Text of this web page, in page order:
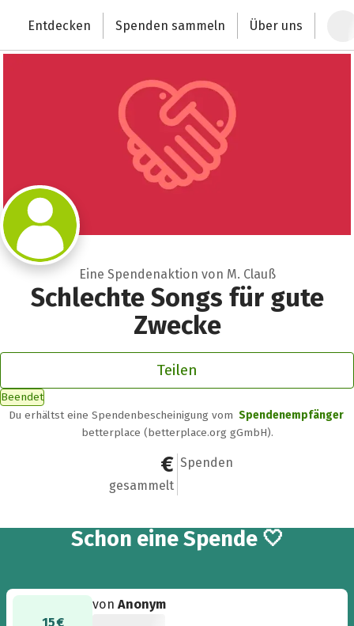
Deutschlands größte Spendenplattform
Entdecken Spenden sammeln Über uns
Eine Spendenaktion von M. Clauß
Schlechte Songs für gute
Zwecke
Teilen
Beendet
Du erhältst eine Spendenbescheinigung vom Spendenempfänger
betterplace (betterplace.org gGmbH).
15 €
gesammelt
1
Spenden
Schon eine Spende 🤍
15 €
vonAnonym